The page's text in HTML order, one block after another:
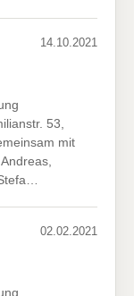
14.10.2021
53,
mit
02.02.2021